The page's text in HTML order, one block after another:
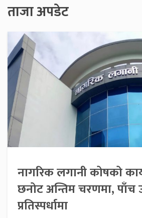
ताजा अपडेट
नागरिक लगानी कोषको
छनोट अन्तिम चरणमा, पाँच
प्रतिस्पर्धामा